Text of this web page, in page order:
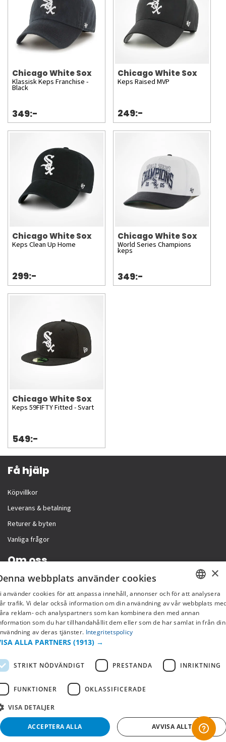
Chicago White Sox
Klassisk Keps Franchise -
Black
349:-
Chicago White Sox
Keps Raised MVP
249:-
Chicago White Sox
Keps Clean Up Home
299:-
Chicago White Sox
World Series Champions
keps
349:-
Chicago White Sox
Keps 59FIFTY Fitted - Svart
549:-
Få hjälp
Köpvillkor
Leverans & betalning
Returer & byten
Vanliga frågor
Om oss
Företagsinformation
Copyright © 2019 This site is Licensed to 377 Sport AB
SWEDISH
FI
×
webbplats använder cookies
använder cookies för att anpassa innehåll, annonser och för att analysera
trafik. Vi delar också information om din användning av vår webbplats
reklam- och analyspartners som kan kombinera den med annan
som du har tillhandahållit dem eller som de har samlat in från din
av deras tjänster. Integritetspolicy
ALLA PARTNERS (1913) →
STRIKT NÖDVÄNDIGT PRESTANDA INRIKTNING
FUNKTIONER OKLASSIFICERADE
VISA DETALJER
ACCEPTERA ALLA AVVISA ALLT